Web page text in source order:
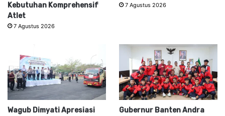
Kebutuhan Komprehensif
Atlet
7 Agustus 2026
7 Agustus 2026
Wagub Dimyati Apresiasi
Gubernur Banten Andra